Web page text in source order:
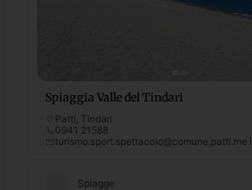
Spiaggia Valle del Tindari
Patti Tindari
0941 21588
Spiagge